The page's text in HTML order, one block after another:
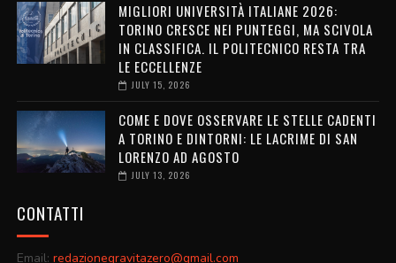
MIGLIORI UNIVERSITÀ ITALIANE 2026:
TORINO CRESCE NEI PUNTEGGI, MA SCIVOLA
IN CLASSIFICA. IL POLITECNICO RESTA TRA
LE ECCELLENZE
JULY 15, 2026
COME E DOVE OSSERVARE LE STELLE CADENTI
A TORINO E DINTORNI: LE LACRIME DI SAN
LORENZO AD AGOSTO
JULY 13, 2026
CONTATTI
Email: redazionegravitazero@gmail.com